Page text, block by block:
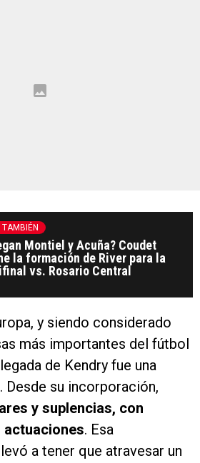
TAMBIÉN
Montiel y Acuña? Coudet
la formación de River para la
vs. Rosario Central
y siendo considerado
más importantes del fútbol
de Kendry fue una
Desde su incorporación,
y suplencias, con
actuaciones. Esa
a tener que atravesar un